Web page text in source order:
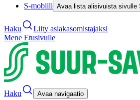
S-mobiili Avaa lista alisivuista sivulle
Haku
Liity asiakasomistajaksi
Mene Etusivulle
Haku Avaa navigaatio